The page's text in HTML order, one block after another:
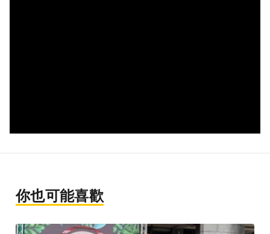
你也可能喜歡